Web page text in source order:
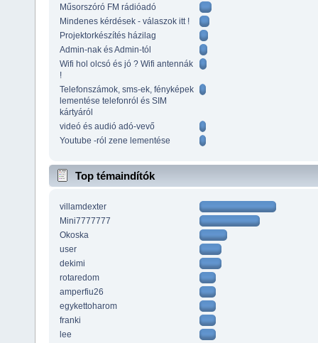
Műsorszóró FM rádióadó
Mindenes kérdések - válaszok itt !
Projektorkészítés házilag
Admin-nak és Admin-tól
Wifi hol olcsó és jó ? Wifi antennák
!
Telefonszámok, sms-ek, fényképek
lementése telefonról és SIM
kártyáról
videó és audió adó-vevő
Youtube -ról zene lementése
Top témaindítók
villamdexter
Mini7777777
Okoska
user
dekimi
rotaredom
amperfiu26
egykettoharom
franki
lee